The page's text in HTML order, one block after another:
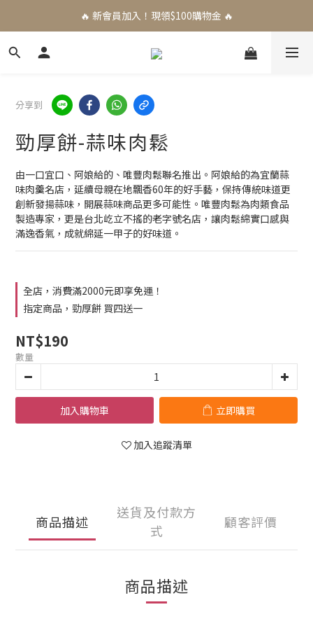
🔥 新會員加入！現領$100購物金 🔥
分享到
勁厚餅-蒜味肉鬆
由一口宜口、阿娘給的、唯豐肉鬆聯名推出。阿娘給的為宜蘭蒜
味肉羹名店，延續母親在地飄香60年的好手藝，保持傳統味道更
創新發揚蒜味，開展蒜味商品更多可能性。唯豐肉鬆為肉類食品
製造專家，更是台北屹立不搖的老字號名店，讓肉鬆綿實口感與
滿逸香氣，成就綿延一甲子的好味道。
全店，消費滿2000元即享免運！
指定商品，勁厚餅 買四送一
NT$190
數量
加入購物車 立即購買
加入追蹤清單
商品描述
送貨及付款方
式
顧客評價
商品描述